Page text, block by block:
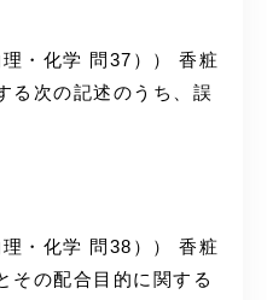
・化学 問37）） 香粧
る次の記述のうち、誤
・化学 問38）） 香粧
その配合目的に関する